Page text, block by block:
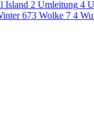
Island 2 Umleitung 4
673 Wolke 7 4